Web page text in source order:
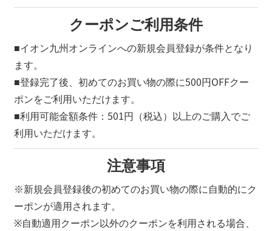
クーポンご利用条件
■イオン九州オンラインへの新規会員登録が条件となり
ます。
■登録完了後、初めてのお買い物の際に500円OFFクー
ポンをご利用いただけます。
■利用可能金額条件：501円（税込）以上のご購入でご
利用いただけます。
注意事項
※新規会員登録後の初めてのお買い物の際に自動的にク
ーポンが適用されます。
※自動適用クーポン以外のクーポンを利用される場合、